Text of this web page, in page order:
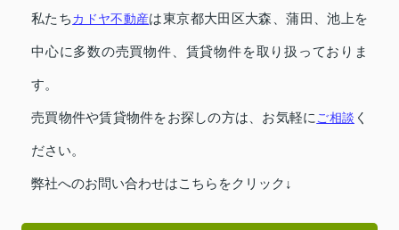
私たちカドヤ不動産は東京都大田区大森、蒲田、池上を
中心に多数の売買物件、賃貸物件を取り扱っておりま
す。
売買物件や賃貸物件をお探しの方は、お気軽にご相談 く
ださい。
弊社へのお問い合わせはこちらをクリック↓